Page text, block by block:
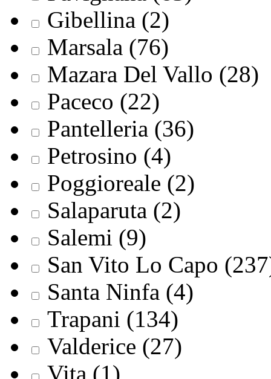
Gibellina (2)
Marsala (76)
Mazara Del Vallo (28)
Paceco (22)
Pantelleria (36)
Petrosino (4)
Poggioreale (2)
Salaparuta (2)
Salemi (9)
San Vito Lo Capo
Santa Ninfa (4)
Trapani (134)
Valderice (27)
Vita (1)